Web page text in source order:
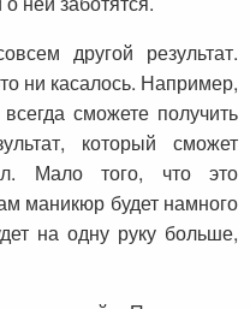
другой результат.
ни касалось. Например,
сможете получить
который сможет
Мало того, что это
маникюр будет намного
на одну руку больше,